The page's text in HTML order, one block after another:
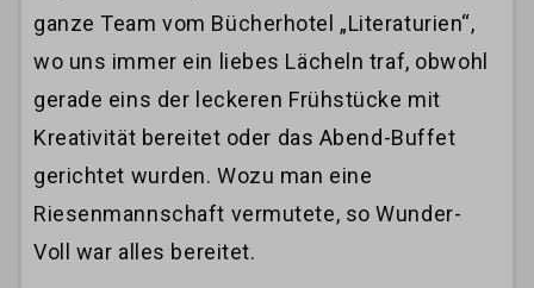
ganze Team vom Bücherhotel „Literaturien“,
wo uns immer ein liebes Lächeln traf, obwohl
gerade eins der leckeren Frühstücke mit
Kreativität bereitet oder das Abend-Buffet
gerichtet wurden. Wozu man eine
Riesenmannschaft vermutete, so Wunder-
Voll war alles bereitet.